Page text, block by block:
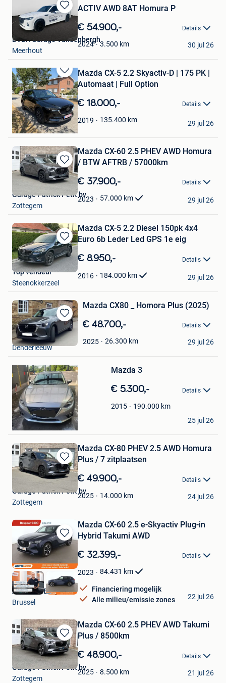
Bewaren
in
Favorieten
ACTIV AWD 8AT Homura P
€ 54.900,- Details
2024 3.500 km
BVBA Garage Vandenbergh
Meerhout
30 jul 26
Bewaren
in
Mijn
Favorieten
Mazda CX-5 2.2 Skyactiv-D | 175 PK |
Automaat | Full Option
€ 18.000,- Details
2019 135.400 km
Tati Ana
Evergem
29 jul 26
Bewaren
in
Mijn
Favorieten
Mazda CX-60 2.5 PHEV AWD Homura
/ BTW AFTRB / 57000km
€ 37.900,- Details
2023 57.000 km
Garage Patrick Petit bv
Zottegem
29 jul 26
Bewaren
in
Mijn
Favorieten
Mazda CX-5 2.2 Diesel 150pk 4x4
Euro 6b Leder Led GPS 1e eig
€ 8.950,- Details
2016 184.000 km
Top vendeur
Steenokkerzeel
29 jul 26
Bewaren
in
Mijn
Mazda CX80 _ Homora Plus (2025)
€ 48.700,- Details
2025 26.300 km
Adelino
Denderleeuw
29 jul 26
Bewaren
Mijn
Favorieten
Mazda 3
€ 5.300,- Details
2015 190.000 km
Edgar
Nederbrakel
25 jul 26
Bewaren
in
Favorieten
Mazda CX-80 PHEV 2.5 AWD Homura
Plus / 7 zitplaatsen
€ 49.900,- Details
2025 14.000 km
Garage Patrick Petit bv
Zottegem
24 jul 26
Bewaren
in
Favorieten
Mazda CX-60 2.5 e-Skyactiv Plug-in
Hybrid Takumi AWD
€ 32.399,- Details
2023 84.431 km
Financiering mogelijk
Alle milieu/emissie zones
Autohero België
Brussel
22 jul 26
Bewaren
in
Mijn
Favorieten
Mazda CX-60 2.5 PHEV AWD Takumi
Plus / 8500km
€ 48.900,- Details
2025 8.500 km
Garage Patrick Petit bv
Zottegem
21 jul 26